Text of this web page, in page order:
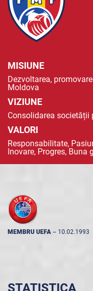
MISIUNE
Dezvoltarea,
Moldova
VIZIUNE
Consolidarea societății
VALORI
Responsabilitate,
Inovare, Progres, Buna
MEMBRU UEFA -- 10.02.1993
STATISTICA